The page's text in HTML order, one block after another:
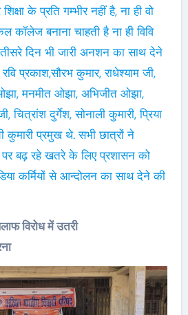
के प्रति गम्भीर नहीं है, ना ही वो
कॉलेज बनाना चाहती है ना ही विवि
दिन भी जारी अनशन का साथ देने
प्रकाश,सौरभ कुमार, राधेश्याम जी,
मनमीत ओझा, अभिजीत ओझा,
चित्रांश दुर्गेश, सोनाली कुमारी, प्रिया
कुमारी प्रमुख थे. सभी छात्रों ने
पर बढ़ रहे खतरे के लिए प्रशासन को
कर्मियों से आन्दोलन का साथ देने की
विरोध में उतरी